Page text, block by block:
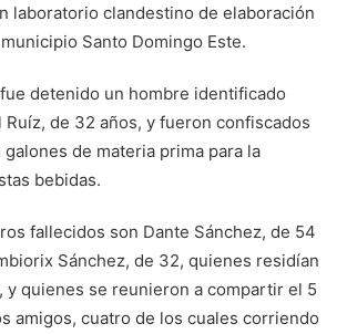
laboratorio clandestino de elaboración
Santo Domingo Este.
detenido un hombre identificado
Ruíz, de 32 años, y fueron confiscados
galones de materia prima para la
bebidas.
fallecidos son Dante Sánchez, de 54
Sánchez, de 32, quienes residían
y quienes se reunieron a compartir el 5
amigos, cuatro de los cuales corriendo